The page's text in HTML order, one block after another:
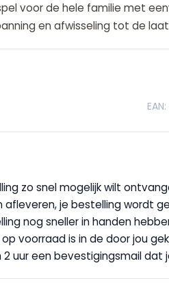
voor de hele familie met
en afwisseling tot de
EAN:
zo snel mogelijk wilt
je bestelling wordt
nog sneller in handen
voorraad is in de door jou
uur een bevestigingsmail dat